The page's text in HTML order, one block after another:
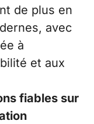
de plus en
avec
à
et aux
fiables sur